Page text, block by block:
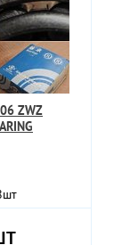
ZWZ
шт